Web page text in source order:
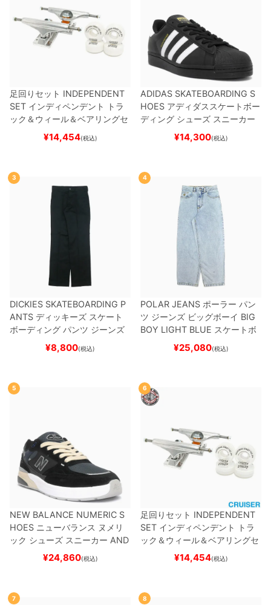
足回りセット INDEPENDENT
SET インディペンデント
トラ
ック＆ウィール＆ベアリングセ
（トリック用）
ード スケボー
¥14,454(税込)
ADIDAS SKATEBOARDING S
HOES アディダススケートボー
ディング シューズ スニーカー
スーパースター SUPERSTAR A
BLACK/WHITE/WHITE
ー
¥14,300(税込)
3
DICKIES SKATEBOARDING P
ANTS ディッキーズ スケート
ボーディング パンツ ジーンズ
SLIM FIT 30 LENGTH
スケートボード スケボー
¥8,800(税込)
4
POLAR JEANS ポーラー パン
ツ ジーンズ ビッグボーイ BIG
BOY LIGHT BLUE スケートボ
ード スケボー
¥25,080(税込)
5
NEW BALANCE NUMERIC S
HOES ニューバランス ヌメリ
ック シューズ スニーカー AND
REW REYNOLDS 933
BLACK/NAVY
スケートボ
¥24,860(税込)
6
足回りセット INDEPENDENT
SET インディペンデント
トラ
ック＆ウィール＆ベアリングセ
（クルーザー用）
ボード スケボー
¥14,454(税込)
7 8